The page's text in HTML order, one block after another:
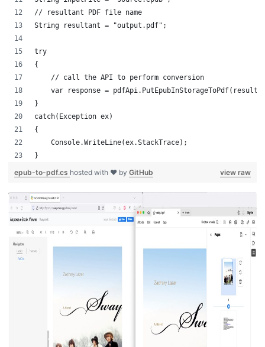
// resultant PDF file name
String resultant = "output.pdf";
try
{
    // call the API to perform conversion
var response =
}
catch(Exception ex)
{
    Console.WriteLine(ex.StackTrace);
}
view raw
epub-to-pdf.cs hosted with ❤ by GitHub